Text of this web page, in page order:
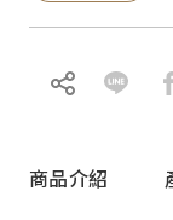
商品介紹